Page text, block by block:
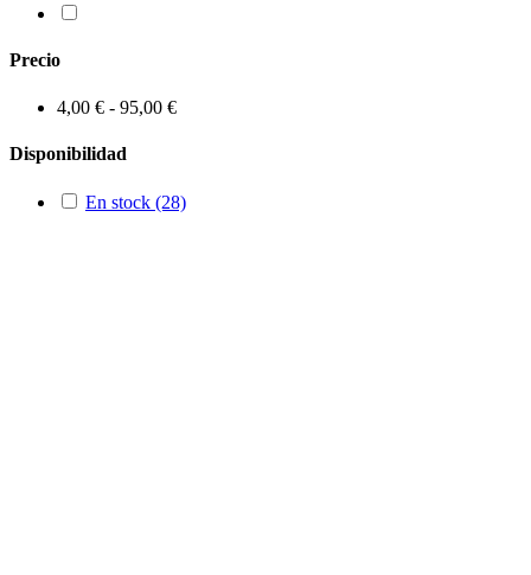
Precio
4,00 € - 95,00 €
Disponibilidad
En stock (28)